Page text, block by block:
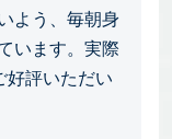
よう、毎朝身
います。実際
好評いただい